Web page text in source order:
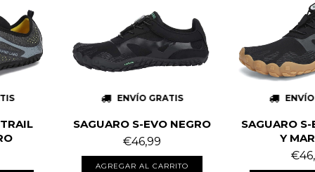
ENVÍO GRATIS
SAGUARO S-EVO NEGRO
€46,99
AGREGAR AL CARRITO
SAGUARO
Y